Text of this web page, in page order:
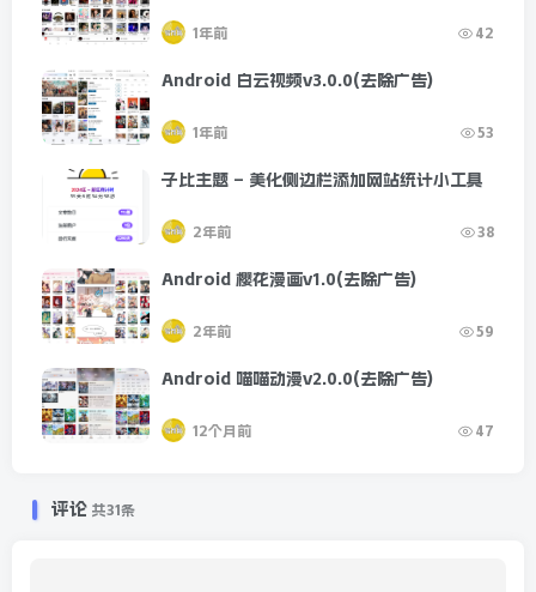
1年前 42
Android 白云视频v3.0.0(去除广告)
1年前 53
子比主题 – 美化侧边栏添加网站统计小工具
2年前 38
Android 樱花漫画v1.0(去除广告)
2年前 59
Android 喵喵动漫v2.0.0(去除广告)
12个月前 47
评论 共31条